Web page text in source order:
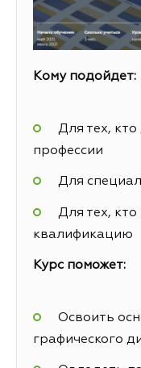
Кому подойдет:
Для тех,
профессии
Для
Для тех, кто
квалификацию
Курс поможет:
Освоить
графического